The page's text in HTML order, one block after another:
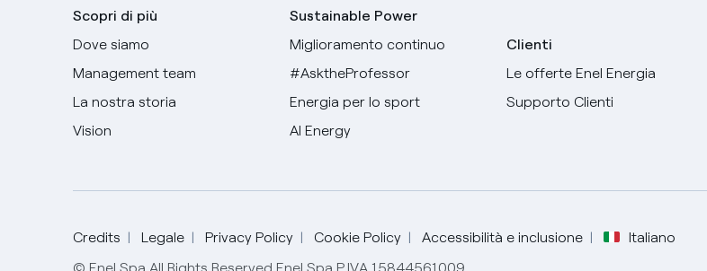
Scopri di più
Dove siamo
Management team
La nostra storia
Vision
Sustainable Power
Miglioramento continuo
#AsktheProfessor
Energia per lo sport
AI Energy
Clienti
Le offerte Enel Energia
Supporto Clienti
Credits Legale Privacy Policy Cookie Policy Accessibilità e inclusione Italiano
Italiano